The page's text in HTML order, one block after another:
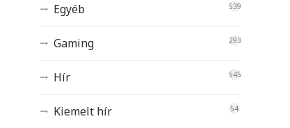
Egyéb 539
Gaming 293
Hír 545
Kiemelt hír 54